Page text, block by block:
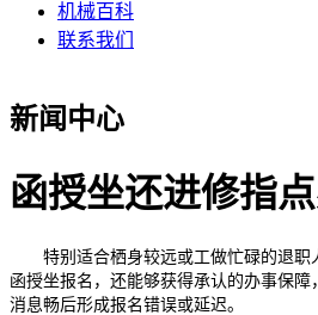
机械百科
联系我们
新闻中心
函授坐还进修指
特别适合栖身较远或工做忙碌的退职
函授坐报名，还能够获得承认的办事保障
消息畅后形成报名错误或延迟。